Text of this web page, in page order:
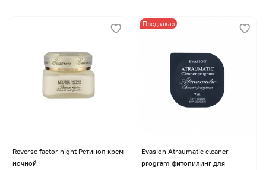
Reverse factor night Ретинол крем
ночной
Предзаказ
Evasion Atraumatic cleaner
program фитопилинг для